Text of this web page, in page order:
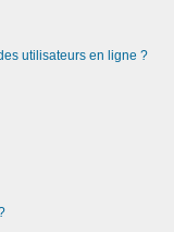
utilisateurs en ligne ?